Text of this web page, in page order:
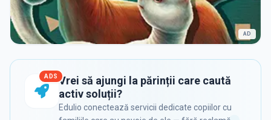
AD
ADS Vrei să ajungi la părinții care caută
activ soluții?
Edulio conectează servicii dedicate copiilor cu